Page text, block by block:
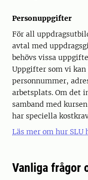
Personuppgifter
För all
avtal med
behövs vissa
Uppgifter som vi
personnummer,
arbetsplats. Om det
samband med
har speciella
Läs mer om hur
Vanliga frågor